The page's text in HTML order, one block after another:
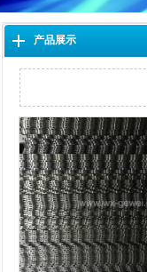
产品展示